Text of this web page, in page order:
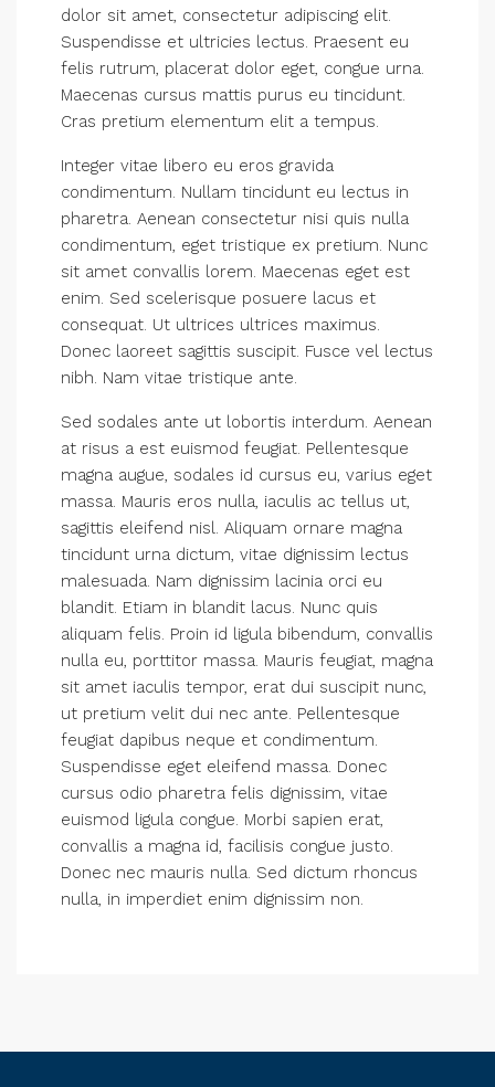
dolor sit amet, consectetur adipiscing elit.
Suspendisse et ultricies lectus. Praesent eu
felis rutrum, placerat dolor eget, congue urna.
Maecenas cursus mattis purus eu tincidunt.
Cras pretium elementum elit a tempus.
Integer vitae libero eu eros gravida
condimentum. Nullam tincidunt eu lectus in
pharetra. Aenean consectetur nisi quis nulla
condimentum, eget tristique ex pretium. Nunc
sit amet convallis lorem. Maecenas eget est
enim. Sed scelerisque posuere lacus et
consequat. Ut ultrices ultrices maximus.
Donec laoreet sagittis suscipit. Fusce vel lectus
nibh. Nam vitae tristique ante.
Sed sodales ante ut lobortis interdum. Aenean
at risus a est euismod feugiat. Pellentesque
magna augue, sodales id cursus eu, varius eget
massa. Mauris eros nulla, iaculis ac tellus ut,
sagittis eleifend nisl. Aliquam ornare magna
tincidunt urna dictum, vitae dignissim lectus
malesuada. Nam dignissim lacinia orci eu
blandit. Etiam in blandit lacus. Nunc quis
aliquam felis. Proin id ligula bibendum, convallis
nulla eu, porttitor massa. Mauris feugiat, magna
sit amet iaculis tempor, erat dui suscipit nunc,
ut pretium velit dui nec ante. Pellentesque
feugiat dapibus neque et condimentum.
Suspendisse eget eleifend massa. Donec
cursus odio pharetra felis dignissim, vitae
euismod ligula congue. Morbi sapien erat,
convallis a magna id, facilisis congue justo.
Donec nec mauris nulla. Sed dictum rhoncus
nulla, in imperdiet enim dignissim non.